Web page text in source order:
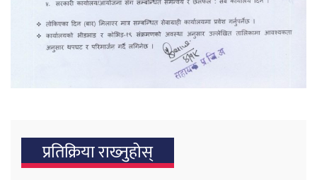
प्रतिक्रिया राख्‍नुहोस्